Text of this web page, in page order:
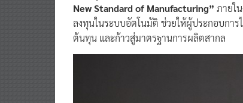
New Standard of Manufacturing” ภายใ
ลงทุนในระบบอัตโนมัติ ช่วยให้ผู้ประกอบการ
ต้นทุน และก้าวสู่มาตรฐานการผลิตสากล